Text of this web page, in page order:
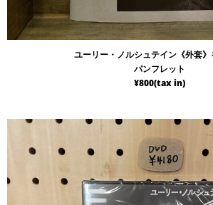
ユーリー・ノルシュテイン《外套》
パンフレット
¥800(tax in)